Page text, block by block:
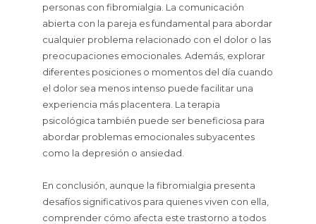
personas con fibromialgia. La comunicación
abierta con la pareja es fundamental para abordar
cualquier problema relacionado con el dolor o las
preocupaciones emocionales. Además, explorar
diferentes posiciones o momentos del día cuando
el dolor sea menos intenso puede facilitar una
experiencia más placentera. La terapia
psicológica también puede ser beneficiosa para
abordar problemas emocionales subyacentes
como la depresión o ansiedad.
En conclusión, aunque la fibromialgia presenta
desafíos significativos para quienes viven con ella,
comprender cómo afecta este trastorno a todos